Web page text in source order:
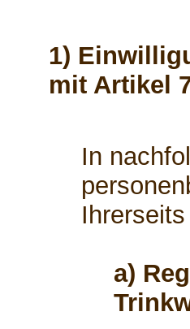
1)
mit Artikel
In
a)